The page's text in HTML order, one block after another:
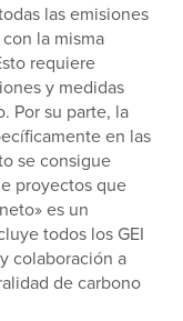
las emisiones
la misma
requiere
y medidas
Por su parte, la
en las
se consigue
proyectos que
es un
todos los GEI
colaboración a
de carbono